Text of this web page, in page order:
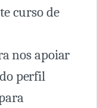
curso de
nos apoiar
perfil